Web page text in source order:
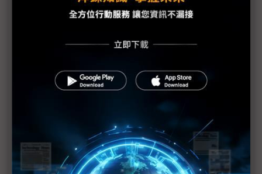
福島核電廠危機對世界的啟示
核能發電需以整體面向考量
東電不排除福島第1核電廠6座反應爐恐全廢的可能性
日本處理福島核危機有進展 食物卻爆輻射問題
福島核電廠反應爐供電恢復正常 唯隱憂仍存